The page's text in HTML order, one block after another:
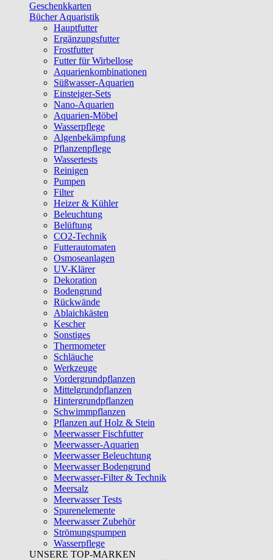
Geschenkkarten
Bücher Aquaristik
Hauptfutter
Ergänzungsfutter
Frostfutter
Futter für Wirbellose
Aquarienkombinationen
Süßwasser-Aquarien
Einsteiger-Sets
Nano-Aquarien
Aquarien-Möbel
Wasserpflege
Algenbekämpfung
Pflanzenpflege
Wassertests
Reinigen
Pumpen
Filter
Heizer & Kühler
Beleuchtung
Belüftung
CO2-Technik
Futterautomaten
Osmoseanlagen
UV-Klärer
Dekoration
Bodengrund
Rückwände
Ablaichkästen
Kescher
Sonstiges
Thermometer
Schläuche
Werkzeuge
Vordergrundpflanzen
Mittelgrundpflanzen
Hintergrundpflanzen
Schwimmpflanzen
Pflanzen auf Holz & Stein
Meerwasser Fischfutter
Meerwasser-Aquarien
Meerwasser Beleuchtung
Meerwasser Bodengrund
Meerwasser-Filter & Technik
Meersalz
Meerwasser Tests
Spurenelemente
Meerwasser Zubehör
Strömungspumpen
Wasserpflege
UNSERE TOP-MARKEN